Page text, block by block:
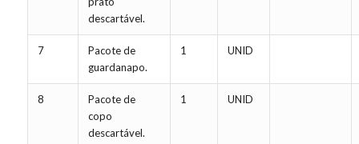
descartável.
7
Pacote de
guardanapo.
1 UNID
8
Pacote de
copo
descartável.
1 UNID